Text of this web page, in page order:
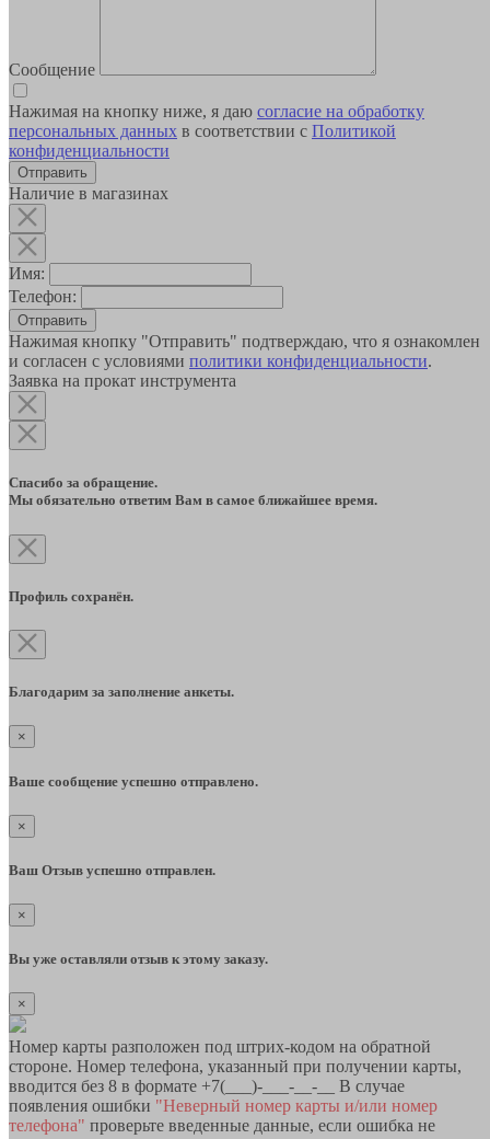
Сообщение
Нажимая на кнопку ниже, я даю согласие на обработку
персональных данных в соответствии с Политикой
конфиденциальности
Наличие в магазинах
Имя:
Телефон:
Отправить
Нажимая кнопку "Отправить" подтверждаю, что я ознакомлен
и согласен с условиями политики конфиденциальности.
Заявка на прокат инструмента
Спасибо за обращение.
Мы обязательно ответим Вам в самое ближайшее время.
Профиль сохранён.
Благодарим за заполнение анкеты.
×
Ваше сообщение успешно отправлено.
×
Ваш Отзыв успешно отправлен.
×
Вы уже оставляли отзыв к этому заказу.
×
Номер карты разположен под штрих-кодом на обратной
стороне. Номер телефона, указанный при получении карты,
вводится без 8 в формате +7(___)-___-__-__ В случае
появления ошибки "Неверный номер карты и/или номер
телефона" проверьте введенные данные, если ошибка не